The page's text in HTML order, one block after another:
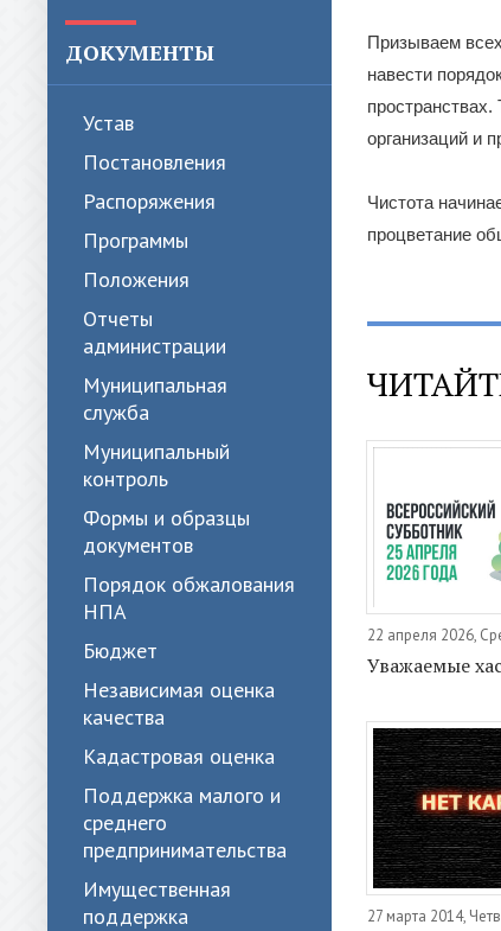
ДОКУМЕНТЫ
Устав
Постановления
Распоряжения
Программы
Положения
Отчеты
администрации
Муниципальная
служба
Муниципальный
контроль
Формы и образцы
документов
Порядок обжалования
НПА
Бюджет
Независимая оценка
качества
Кадастровая оценка
Поддержка малого и
среднего
предпринимательства
Имущественная
поддержка
Призываем
навести
организаций и
Чистота
процветание
22 апреля 2026,
Уважаемые
27 марта 2014,